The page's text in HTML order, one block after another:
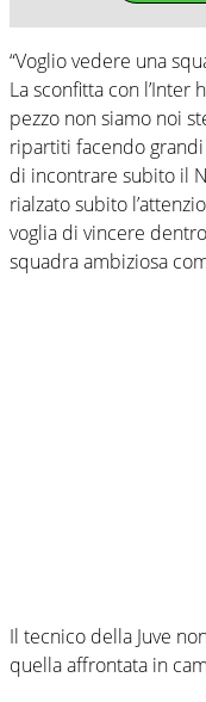
“Voglio vedere una
La sconfitta con l’Inter
pezzo non siamo noi
ripartiti facendo
di incontrare subito il
rialzato subito
voglia di vincere
squadra ambiziosa
Il tecnico della Juve
quella affrontata in